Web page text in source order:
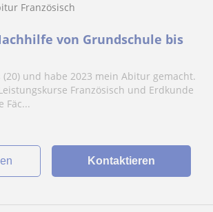
Französisch
von Grundschule bis
und habe 2023 mein Abitur gemacht.
Französisch und Erdkunde
Fäc...
Kontaktieren